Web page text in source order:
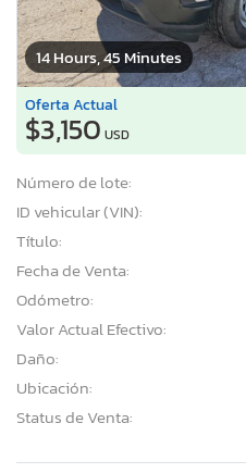
14 Hours, 45 Minutes
Oferta Actual
$3,150 USD
Número de lote:
ID vehicular (VIN):
Título:
Fecha de Venta:
Odómetro:
Valor Actual Efectivo:
Daño:
Ubicación:
Status de Venta: